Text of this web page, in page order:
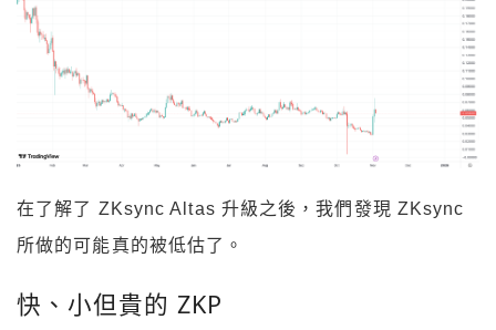
在了解了 ZKsync Altas 升級之後，我們發現 ZKsync
所做的可能真的被低估了。
快、小但貴的 ZKP